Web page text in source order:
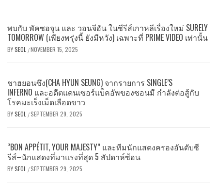
พบกับ พัคซอจุน และ วอนจีอัน ในซีรีส์เกาหลีเรื่องใหม่ SURELY
TOMORROW (เพียงพรุ่งนี้ ยังมีหวัง) เฉพาะที่ PRIME VIDEO เท่านั้น
BYSEOL /NOVEMBER 15, 2025
ชาฮยอนซึง(CHA HYUN SEUNG) จากรายการ SINGLE’S
INFERNO และอดีตแดนเซอร์แบ็คอัพของซอนมี กำลังต่อสู้กับ
โรคมะเร็งเม็ดเลือดขาว
BYSEOL /SEPTEMBER 29, 2025
“BON APPÉTIT, YOUR MAJESTY” และทีมนักแสดงครองอันดับซี
รีส์–นักแสดงที่มาแรงที่สุด 5 สัปดาห์ซ้อน
BYSEOL /SEPTEMBER 29, 2025